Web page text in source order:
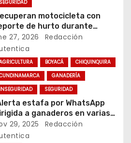
SEGURIDAD
motocicleta con
de hurto durante
de seguridad en
Uribe Uribe
27, 2026
Redacción
BOYACÁ
CHIQUINQUIRA
GANADERÍA
INSEGURIDAD
SEGURIDAD
estafa por WhatsApp
a ganaderos en varias
de Colombia!
29, 2025
Redacción